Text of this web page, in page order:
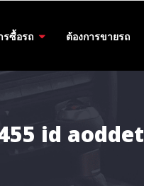
รซื้อรถ ต้องการขายรถ
id aoddet